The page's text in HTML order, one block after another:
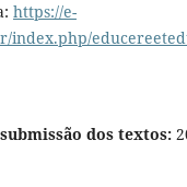
https://e-
index.php/
dos textos: